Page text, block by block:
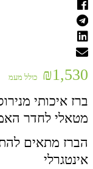
₪1,530 כולל מעמ
מטאלי לחדר
הברז מתאים
אינטגרלי